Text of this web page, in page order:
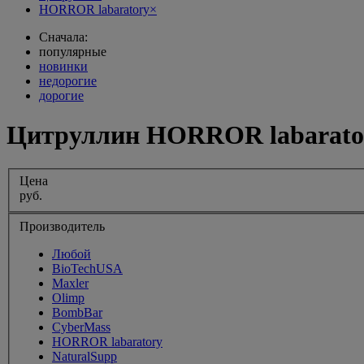
HORROR labaratory×
Сначала:
популярные
новинки
недорогие
дорогие
Цитруллин HORROR
Цена
руб.
Производитель
Любой
BioTechUSA
Maxler
Olimp
BombBar
CyberMass
HORROR labaratory
NaturalSupp